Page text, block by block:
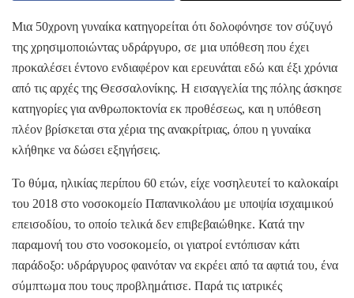
Μια 50χρονη γυναίκα κατηγορείται ότι δολοφόνησε τον σύζυγό
της χρησιμοποιώντας υδράργυρο, σε μια υπόθεση που έχει
προκαλέσει έντονο ενδιαφέρον και ερευνάται εδώ και έξι χρόνια
από τις αρχές της Θεσσαλονίκης. Η εισαγγελία της πόλης άσκησε
κατηγορίες για ανθρωποκτονία εκ προθέσεως, και η υπόθεση
πλέον βρίσκεται στα χέρια της ανακρίτριας, όπου η γυναίκα
κλήθηκε να δώσει εξηγήσεις.
Το θύμα, ηλικίας περίπου 60 ετών, είχε νοσηλευτεί το καλοκαίρι
του 2018 στο νοσοκομείο Παπανικολάου με υποψία ισχαιμικού
επεισοδίου, το οποίο τελικά δεν επιβεβαιώθηκε. Κατά την
παραμονή του στο νοσοκομείο, οι γιατροί εντόπισαν κάτι
παράδοξο: υδράργυρος φαινόταν να εκρέει από τα αφτιά του, ένα
σύμπτωμα που τους προβλημάτισε. Παρά τις ιατρικές